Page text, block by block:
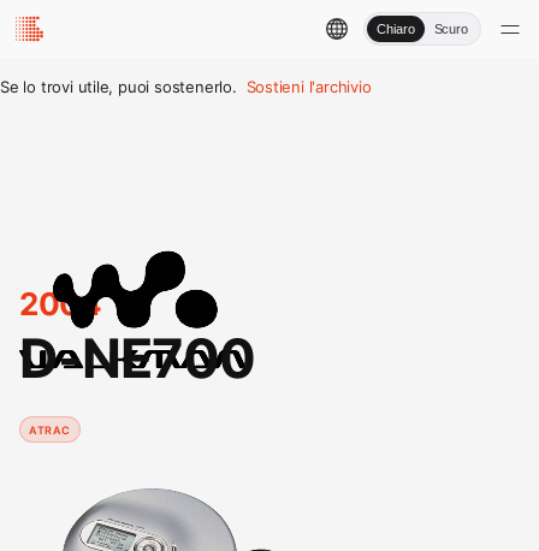
Chiaro Scuro
Se lo trovi utile, puoi sostenerlo. Sostieni l'archivio
2004
D-NE700
ATRAC